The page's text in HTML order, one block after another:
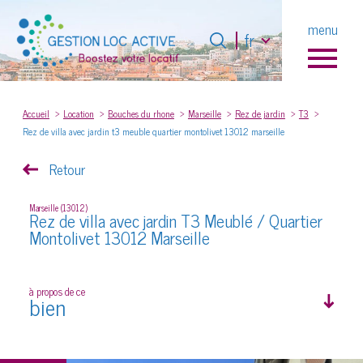
menu
fr
Accueil 0 Langue
fr
Accueil Location Bouches du rhone Marseille Rez de jardin
T3
Rez de villa avec jardin t3 meuble quartier montolivet 13012 marseille
Retour
Marseille (13012)
Rez de villa avec jardin T3 Meublé / Quartier
Montolivet 13012 Marseille
à propos de ce
bien